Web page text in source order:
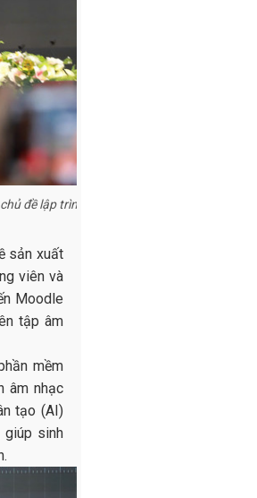
đề lập trình
sản xuất
viên và
Moodle
tập âm
mềm
âm nhạc
tạo (AI)
giúp sinh